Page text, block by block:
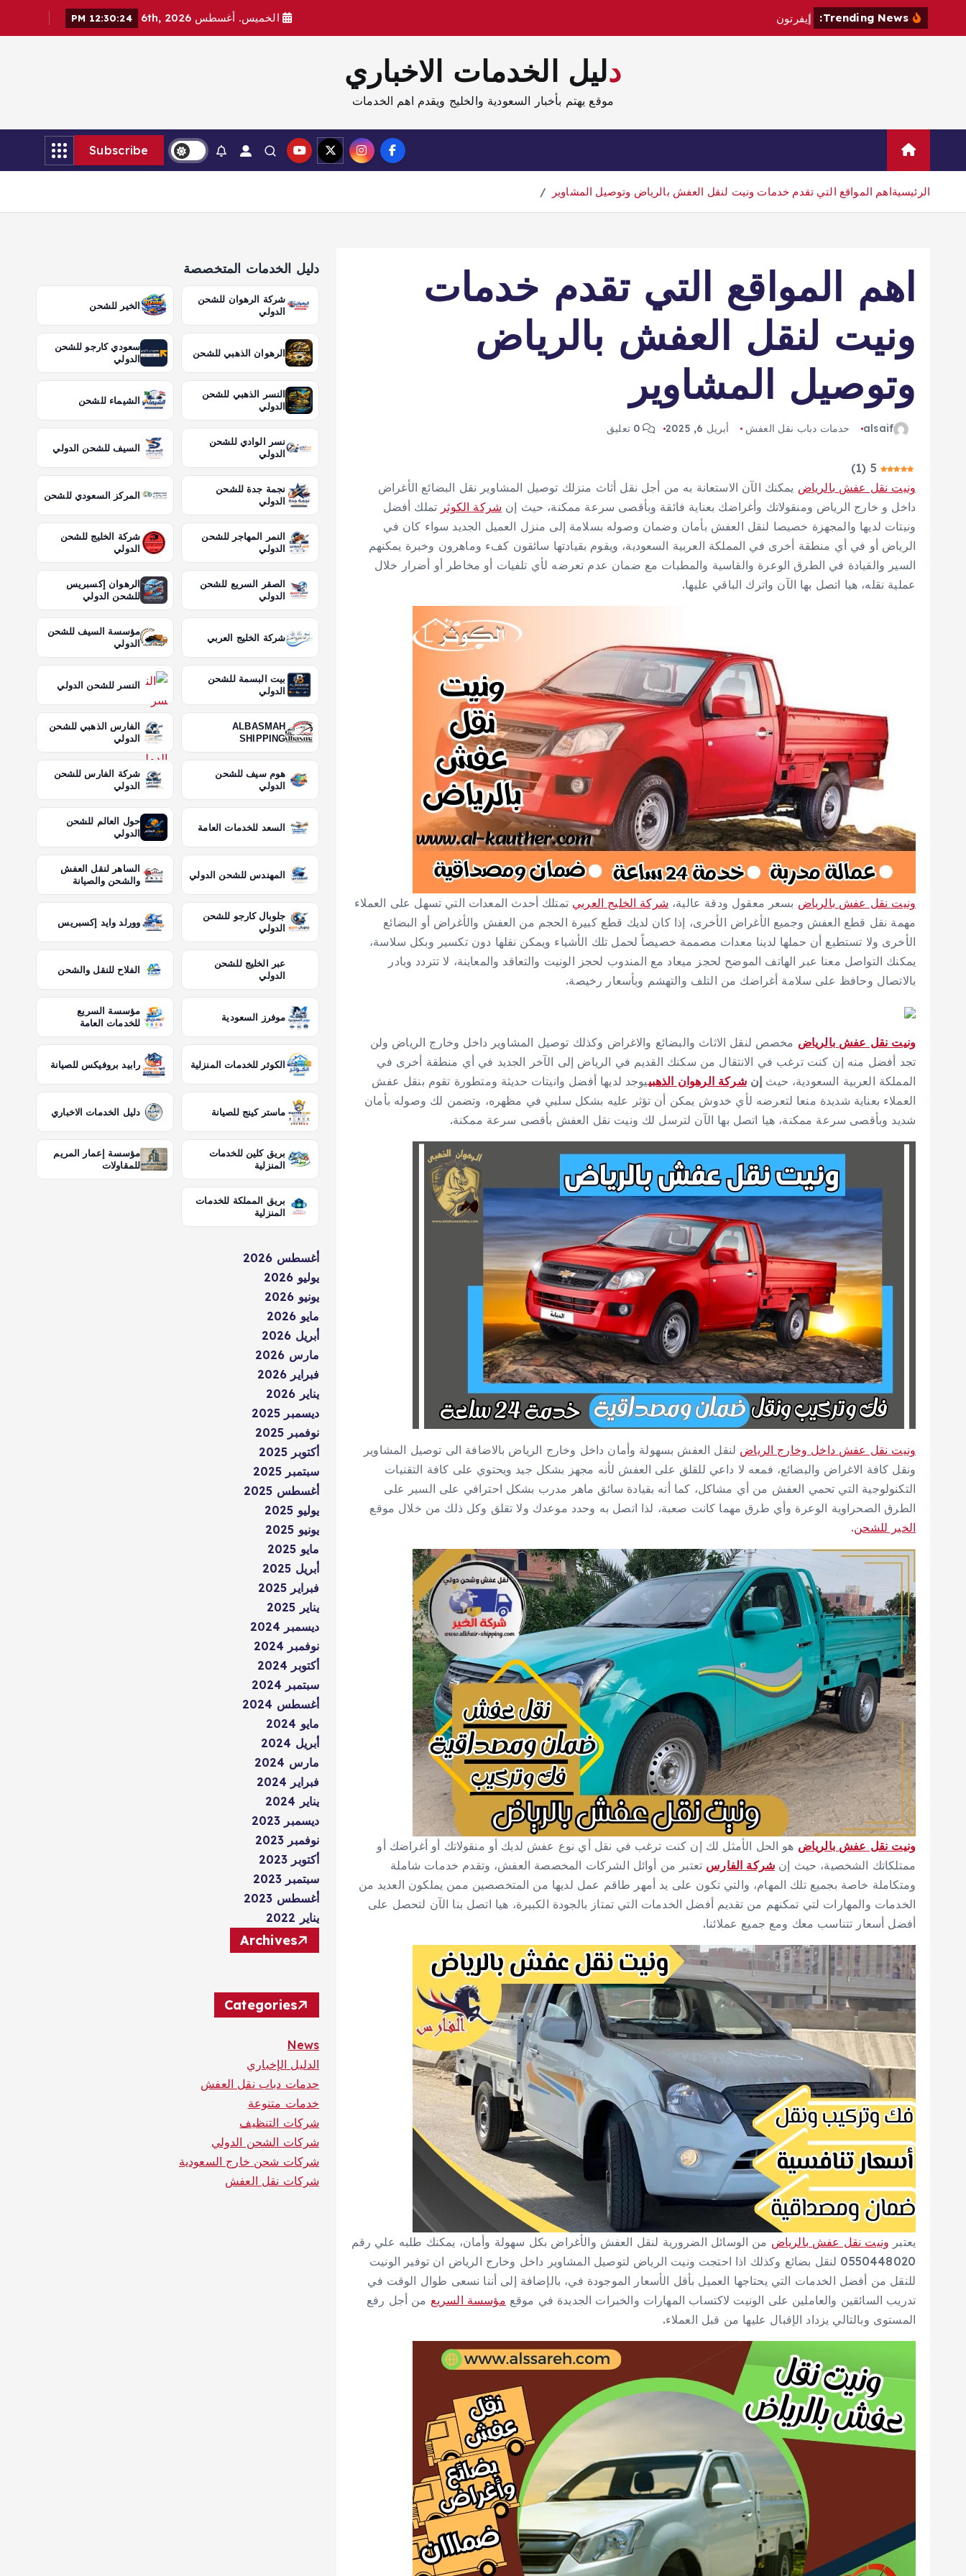
إيفر تون الخميس. أغسطس 6th, 2026 12:30:26 PM
دليل الخدمات الاخباري
موقع يهتم بأخبار السعودية والخليج ويقدم اهم الخدمات
Subscribe
الرئيسيةاهم المواقع التي تقدم خدمات ونيت لنقل العفش بالرياض وتوصيل المشاوير
اهم المواقع التي تقدم خدمات
ونيت لنقل العفش بالرياض
وتوصيل المشاوير
alsaif حدمات دباب نقل العفش أبريل 6, 2025 0 تعليق
5
(
1
)
ونيت نقل عفش بالرياض يمكنك الآن الاستعانة به من أجل نقل أثاث منزلك توصيل المشاوير نقل البضائع الأغراض
داخل و خارج الرياض ومنقولاتك وأغراضك بعناية فائقة وبأقصى سرعة ممكنة، حيث إن شركة الكوثر تملك أفضل
ونيتات لديها والمجهزة خصيصا لنقل العفش بأمان وضمان وصوله بسلامة إلى منزل العميل الجديد سواء كان في
الرياض أو في أي منطقة أخرى في المملكة العربية السعودية، ويقوم بقيادتها سائقون كفء وماهرون وخبرة يمكنهم
السير والقيادة في الطرق الوعرة والقاسية والمطبات مع ضمان عدم تعرضه لأي تلفيات أو مخاطر أو أضرار خلال
عملية نقله، هيا اتصل بها الآن واترك الباقي عليها.
ونيت نقل عفش بالرياض بسعر معقول ودقة عالية، شركة الخليج العربي تمتلك أحدث المعدات التي تسهل على العملاء
مهمة نقل قطع العفش وجميع الأغراض الأخرى، إذا كان لديك قطع كبيرة الحجم من العفش والأغراض أو البضائع
الأخرى ولا تستطيع أن حملها لدينا معدات مصممة خصيصاً لحمل تلك الأشياء ويمكن نقلها دون تكسير وبكل سلاسة،
يمكنك التواصل معنا عبر الهاتف الموضح لحجز ميعاد مع المندوب لحجز الونيت والتعاقد والمعاينة، لا تتردد وبادر
بالاتصال وحافظ على سلامة أغراضك من التلف والتهشم وبأسعار رخيصة.
ونيت نقل عفش بالرياض مخصص لنقل الاثاث والبضائع والاغراض وكذلك توصيل المشاوير داخل وخارج الرياض ولن
تجد أفضل منه إن كنت ترغب في الانتقال من سكنك القديم في الرياض إلى الآخر الجديد في أي منطقة أخرى في
المملكة العربية السعودية، حيث إنشركة الرهوان الذهبييوجد لديها أفضل وانيتات حديثة ومتطورة تقوم بنقل عفش
العملاء بعناية شديدة منعا لتعرضه لأي خدوش يمكن أن تؤثر عليه بشكل سلبي في مظهره، وتضمن لك وصوله بأمان
شديد وبأقصى سرعة ممكنة، هيا اتصل بها الآن لترسل لك ونيت نقل العفش بأقصى سرعة ممكنة.
ونيت نقل عفش داخل وخارج الرياض لنقل العفش بسهولة وأمان داخل وخارج الرياض بالاضافة الى توصيل المشاوير
ونقل كافة الاغراض والبضائع، فمعه لا داعي للقلق على العفش لأنه مجهز بشكل جيد ويحتوي على كافة التقنيات
التكنولوجية التي تحمي العفش من أي مشاكل، كما أنه بقيادة سائق ماهر مدرب بشكل احترافي على السير على
الطرق الصحراوية الوعرة وأي طرق مهما كانت صعبة، لذا اتصل به وحدد موعدك ولا تقلق وكل ذلك من خلال موقع
الخير للشحن.
ونيت نقل عفش بالرياض هو الحل الأمثل لك إن كنت ترغب في نقل أي نوع عفش لديك أو منقولاتك أو أغراضك أو
ممتلكاتك الشخصية، حيث إن شركة الفارس تعتبر من أوائل الشركات المخصصة العفش، وتقدم خدمات شاملة
ومتكاملة خاصة بجميع تلك المهام، والتي تكون على يد أمهر طاقم عمل لديها من المتخصصين ممن يملكون العديد من
الخدمات والمهارات لتي تمكنهم من تقديم أفضل الخدمات التي تمتاز بالجودة الكبيرة، هيا اتصل بنا الآن لتحصل على
أفضل أسعار تتناسب معك ومع جميع عملائنا.
يعتبر ونيت نقل عفش بالرياض من الوسائل الضرورية لنقل العفش والأغراض بكل سهولة وأمان، يمكنك طلبه علي رقم
0550448020 لنقل بضائع وكذلك اذا احتجت ونيت الرياض لتوصيل المشاوير داخل وخارج الرياض ان توفير الونيت
للنقل من أفضل الخدمات التي يحتاجها العميل بأقل الأسعار الموجودة في، بالإضافة إلى أننا نسعى طوال الوقت في
تدريب السائقين والعاملين على الونيت لاكتساب المهارات والخبرات الجديدة في موقع مؤسسة السريع من أجل رفع
المستوى وبالتالي يزداد الإقبال عليها من قبل العملاء.
دليل الخدمات المتخصصة
شركة الرهوان للشحن
الدولي
الخير للشحن
الرهوان الذهبي للشحن
سعودي كارجو للشحن
الدولي
النسر الذهبي للشحن
الدولي
الشيماء للشحن
نسر الوادي للشحن
الدولي
السيف للشحن الدولي
نجمة جدة للشحن
الدولي
المركز السعودي للشحن
النمر المهاجر للشحن
الدولي
شركة الخليج للشحن
الدولي
الصقر السريع للشحن
الدولي
الرهوان إكسبريس
للشحن الدولي
شركة الخليج العربي
مؤسسة السيف للشحن
الدولي
بيت البسمة للشحن
الدولي
النسر للشحن الدولي
ALBASMAH
SHIPPING
الفارس الذهبي للشحن
الدولي
هوم سيف للشحن
الدولي
شركة الفارس للشحن
الدولي
السعد للخدمات العامة
حول العالم للشحن
الدولي
المهندس للشحن الدولي
الساهر لنقل العفش
والشحن والصيانة
جلوبال كارجو للشحن
الدولي
وورلد وايد إكسبريس
عبر الخليج للشحن
الدولي
الفلاح للنقل والشحن
موفرز السعودية
مؤسسة السريع
للخدمات العامة
الكوثر للخدمات المنزلية رابيد بروفيكس للصيانة
ماستر كينج للصيانة دليل الخدمات الاخباري
بريق كلين للخدمات
المنزلية
مؤسسة إعمار المريم
للمقاولات
بريق المملكة للخدمات
المنزلية
أغسطس 2026
يوليو 2026
يونيو 2026
مايو 2026
أبريل 2026
مارس 2026
فبراير 2026
يناير 2026
ديسمبر 2025
نوفمبر 2025
أكتوبر 2025
سبتمبر 2025
أغسطس 2025
يوليو 2025
يونيو 2025
مايو 2025
أبريل 2025
فبراير 2025
يناير 2025
ديسمبر 2024
نوفمبر 2024
أكتوبر 2024
سبتمبر 2024
أغسطس 2024
مايو 2024
أبريل 2024
مارس 2024
فبراير 2024
يناير 2024
ديسمبر 2023
نوفمبر 2023
أكتوبر 2023
سبتمبر 2023
أغسطس 2023
يناير 2022
Archives
Categories
News
الدليل الإخباري
حدمات دباب نقل العفش
خدمات متنوعة
شركات التنظيف
شركات الشحن الدولي
شركات شحن خارج السعودية
شركات نقل العفش